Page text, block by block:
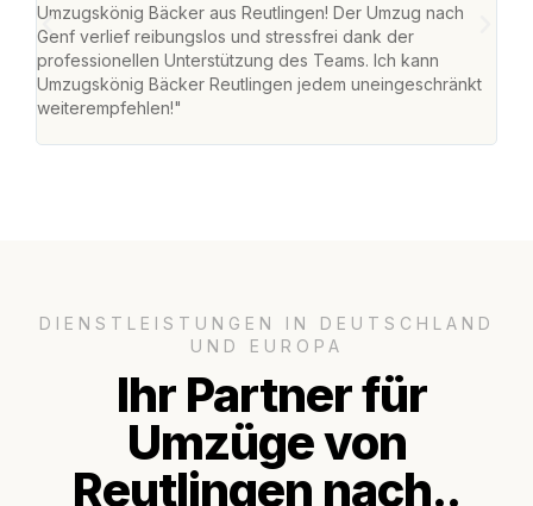
Umzugskönig Bäcker aus Reutlingen! Der Umzug nach
Genf verlief reibungslos und stressfrei dank der
professionellen Unterstützung des Teams. Ich kann
Umzugskönig Bäcker Reutlingen jedem uneingeschränkt
weiterempfehlen!"
DIENSTLEISTUNGEN IN DEUTSCHLAND
UND EUROPA
Ihr Partner für
Umzüge von
Reutlingen nach..